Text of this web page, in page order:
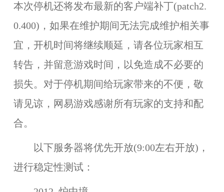
本次停机还将发布最新的客户端补丁(patch2.
0.400)， 如果在维护期间无法完成维护相关事
宜，开机时间将继续顺延，请各位玩家相互
转告，并留意游戏时间，以免造成不必要的
损失。对于停机期间给玩家带来的不便，敬
请见谅，网易游戏感谢所有玩家的支持和配
合。
以下服务器将优先开放(9:00左右开放)，
进行稳定性测试：